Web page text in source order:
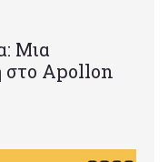
Μια
στο Apollon